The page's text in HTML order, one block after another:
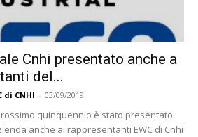
Cnhi presentato anche a
del...
di CNHI - 03/09/2019
quinquennio è stato presentato
anche ai rappresentanti EWC di Cnhi